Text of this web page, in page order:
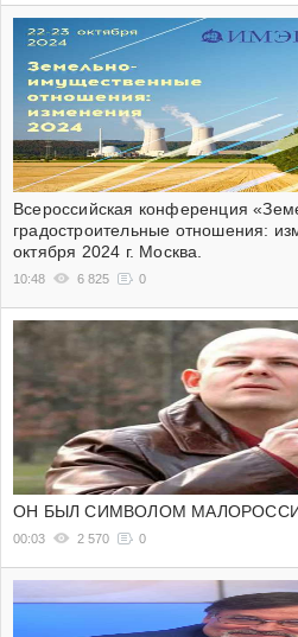
Всероссийская конференция
градостроительные отношения:
октября 2024 г. Москва.
10:48 6 825 0
ОН БЫЛ СИМВОЛОМ
00:03 2 570 0